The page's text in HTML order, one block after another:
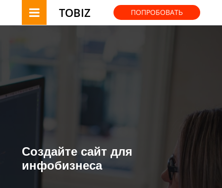
TOBIZ ПОПРОБОВАТЬ
Создайте сайт для
инфобизнеса